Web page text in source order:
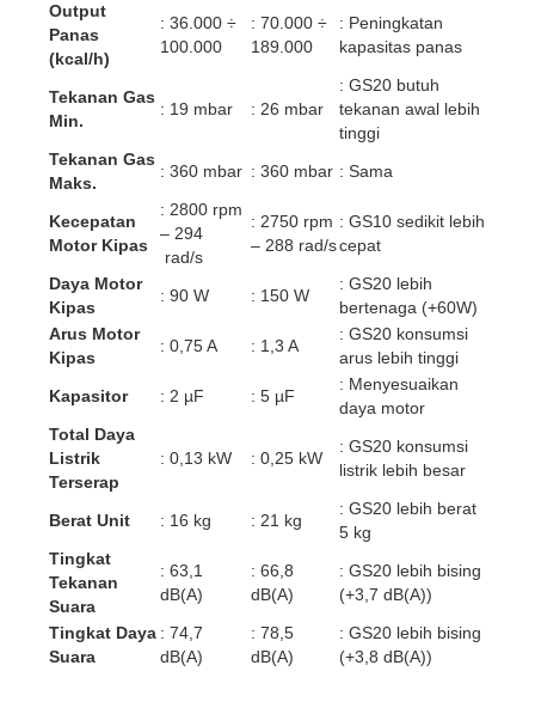
Output
Panas
(kcal/h)
: 36.000 ÷
100.000
: 70.000 ÷
189.000
: Peningkatan
kapasitas panas
Tekanan Gas
Min.
: 19 mbar : 26 mbar
: GS20 butuh
tekanan awal lebih
tinggi
Tekanan Gas
Maks.
: 360 mbar : 360 mbar : Sama
Kecepatan
Motor Kipas
: 2800 rpm
– 294
rad/s
: 2750 rpm
– 288 rad/s
: GS10 sedikit lebih
cepat
Daya Motor
Kipas
: 90 W : 150 W
: GS20 lebih
bertenaga (+60W)
Arus Motor
Kipas
: 0,75 A : 1,3 A
: GS20 konsumsi
arus lebih tinggi
Kapasitor
: 2 µF : 5 µF
: Menyesuaikan
daya motor
Total Daya
Listrik
Terserap
: 0,13 kW : 0,25 kW
: GS20 konsumsi
listrik lebih besar
Berat Unit : 16 kg : 21 kg
: GS20 lebih berat
5 kg
Tingkat
Tekanan
Suara
: 63,1
dB(A)
: 66,8
dB(A)
: GS20 lebih bising
(+3,7 dB(A))
Tingkat Daya
Suara
: 74,7
dB(A)
: 78,5
dB(A)
: GS20 lebih bising
(+3,8 dB(A))